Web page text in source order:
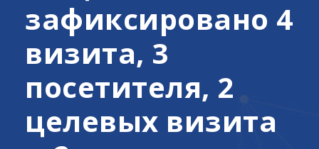
зафиксировано 4
визита, 3
посетителя, 2
целевых визита